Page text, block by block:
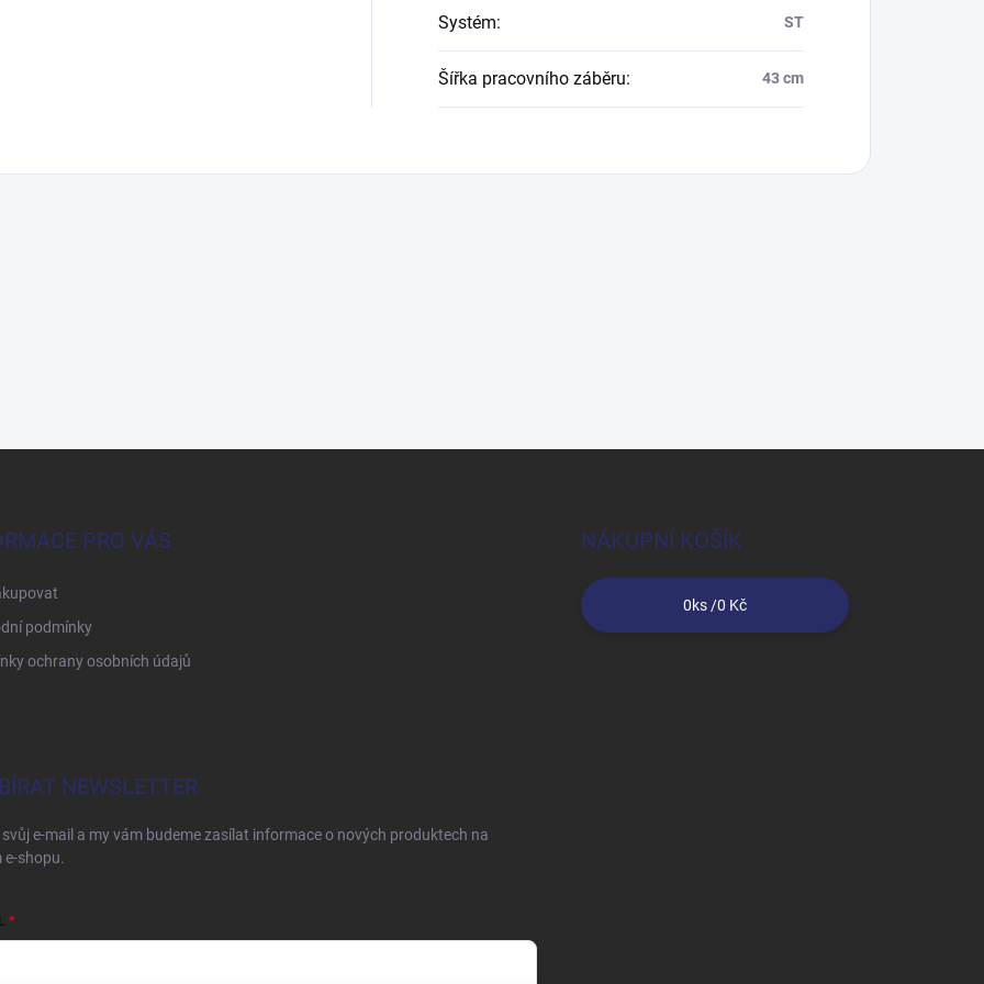
Systém: ST
Šířka pracovního záběru: 43 cm
PRO VÁS
podmínky
ochrany osobních údajů
NÁKUPNÍ KOŠÍK
0ks /0 Kč
NEWSLETTER
e-mail a my vám budeme zasílat informace o nových produktech na
e-shopu.